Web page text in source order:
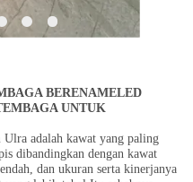
BERENAMELED
UNTUK
Ulra adalah kawat yang paling
dibandingkan dengan kawat
dan ukuran serta kinerjanya